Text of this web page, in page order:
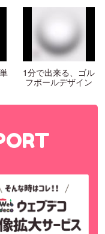
1分で出来る、ゴル
フボールデザイン